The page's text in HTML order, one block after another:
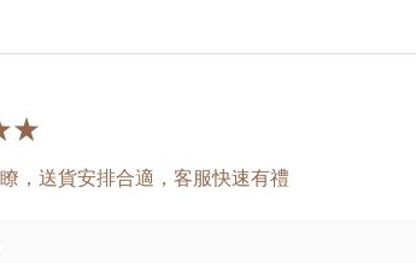
★
，送貨安排合適，客服快速有禮